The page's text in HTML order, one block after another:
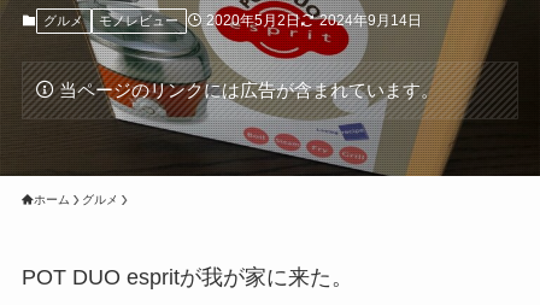
グルメ モノレビュー 2020年5月2日 2024年9月14日
当ページのリンクには広告が含まれています。
ホーム グルメ
POT DUO espritが我が家に来た。